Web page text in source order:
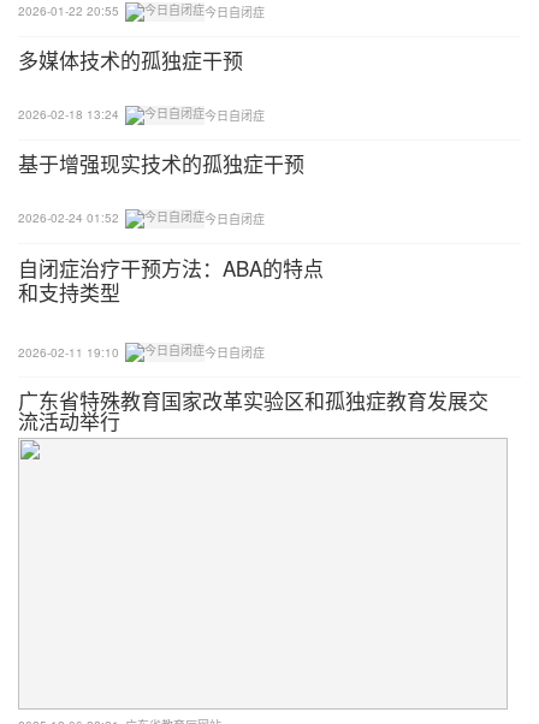
2026-01-22 20:55 今日自闭症
多媒体技术的孤独症干预
2026-02-18 13:24 今日自闭症
基于增强现实技术的孤独症干预
2026-02-24 01:52 今日自闭症
自闭症治疗干预方法：ABA的特点
和支持类型
2026-02-11 19:10 今日自闭症
广东省特殊教育国家改革实验区和孤独症教育发展交
流活动举行